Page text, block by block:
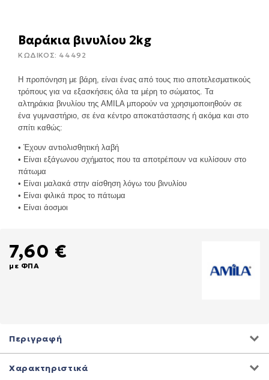
Βαράκια βινυλίου 2kg
ΚΩΔΙΚΟΣ: 44492
Η προπόνηση με βάρη, είναι ένας από τους πιο αποτελεσματικούς
τρόπους για να εξασκήσεις όλα τα μέρη το σώματος. Τα
αλτηράκια βινυλίου της AMILA μπορούν να χρησιμοποιηθούν σε
ένα γυμναστήριο, σε ένα κέντρο αποκατάστασης ή ακόμα και στο
σπίτι καθώς:
• Έχουν αντιολισθητική λαβή
• Είναι εξάγωνου σχήματος που τα αποτρέπουν να κυλίσουν στο
πάτωμα
• Είναι μαλακά στην αίσθηση λόγω του βινυλίου
• Είναι φιλικά προς το πάτωμα
• Είναι άοσμοι
7,60 €
με ΦΠΑ
Περιγραφή
Χαρακτηριστικά